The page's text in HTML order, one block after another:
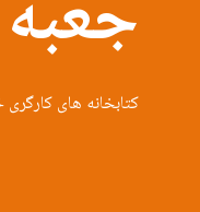
کتابخانه های کارگری